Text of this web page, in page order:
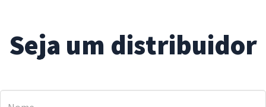
Seja um distribuidor